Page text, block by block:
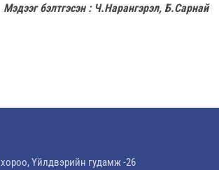
Мэдээг бэлтгэсэн : Ч.Нарангэрэл, Б.Сарнай
хороо, Үйлдвэрийн гудамж -26